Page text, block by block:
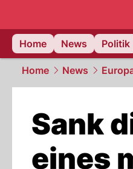
Home News Politik
Home News
Sank
eines